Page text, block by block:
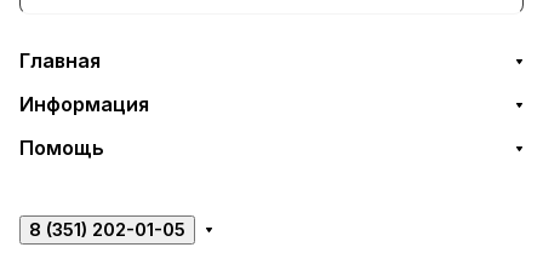
Главная
Информация
Помощь
8 (351) 202-01-05